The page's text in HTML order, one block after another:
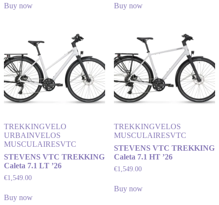
Buy now Buy now
TREKKINGVELO
URBAINVELOS
MUSCULAIRESVTC
STEVENS VTC TREKKING
Caleta 7.1 LT ’26
€1,549.00
Buy now
TREKKINGVELOS
MUSCULAIRESVTC
STEVENS VTC TREKKING
Caleta 7.1 HT ’26
€1,549.00
Buy now